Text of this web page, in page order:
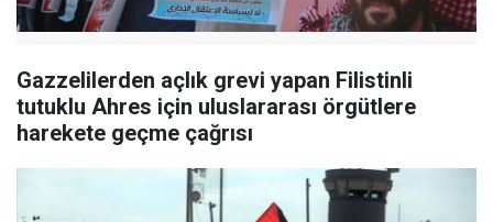
Gazzelilerden açlık grevi yapan Filistinli
tutuklu Ahres için uluslararası örgütlere
harekete geçme çağrısı